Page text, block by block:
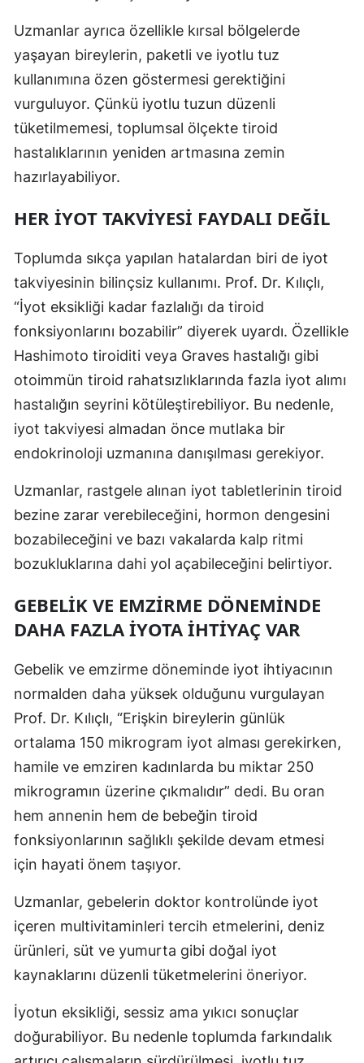
Yozgat
Zonguldak
Aksaray
Bayburt
Karaman
Batman
Şırnak
Ardahan
Iğdır
Yalova
Karabük
Kilis
Osmaniye
Uzmanlar ayrıca özellikle kırsal bölgelerde
yaşayan bireylerin, paketli ve iyotlu tuz
kullanımına özen göstermesi gerektiğini
vurguluyor. Çünkü iyotlu tuzun düzenli
tüketilmemesi, toplumsal ölçekte tiroid
hastalıklarının yeniden artmasına zemin
hazırlayabiliyor.
HER İYOT TAKVIYESI FAYDALI DEĞIL
Toplumda sıkça yapılan hatalardan biri de iyot
takviyesinin bilinçsiz kullanımı. Prof. Dr. Kılıçlı,
“İyot eksikliği kadar fazlalığı da tiroid
fonksiyonlarını bozabilir” diyerek uyardı. Özellikle
Hashimoto tiroiditi veya Graves hastalığı gibi
otoimmün tiroid rahatsızlıklarında fazla iyot alımı
hastalığın seyrini kötüleştirebiliyor. Bu nedenle,
iyot takviyesi almadan önce mutlaka bir
endokrinoloji uzmanına danışılması gerekiyor.
Uzmanlar, rastgele alınan iyot tabletlerinin tiroid
bezine zarar verebileceğini, hormon dengesini
bozabileceğini ve bazı vakalarda kalp ritmi
bozukluklarına dahi yol açabileceğini belirtiyor.
GEBELIK VE EMZIRME DÖNEMINDE
DAHA FAZLA İYOTA İHTIYAÇ VAR
Gebelik ve emzirme döneminde iyot ihtiyacının
normalden daha yüksek olduğunu vurgulayan
Prof. Dr. Kılıçlı, “Erişkin bireylerin günlük
ortalama 150 mikrogram iyot alması gerekirken,
hamile ve emziren kadınlarda bu miktar 250
mikrogramın üzerine çıkmalıdır” dedi. Bu oran
hem annenin hem de bebeğin tiroid
fonksiyonlarının sağlıklı şekilde devam etmesi
için hayati önem taşıyor.
Uzmanlar, gebelerin doktor kontrolünde iyot
içeren multivitaminleri tercih etmelerini, deniz
ürünleri, süt ve yumurta gibi doğal iyot
kaynaklarını düzenli tüketmelerini öneriyor.
İyotun eksikliği, sessiz ama yıkıcı sonuçlar
doğurabiliyor. Bu nedenle toplumda farkındalık